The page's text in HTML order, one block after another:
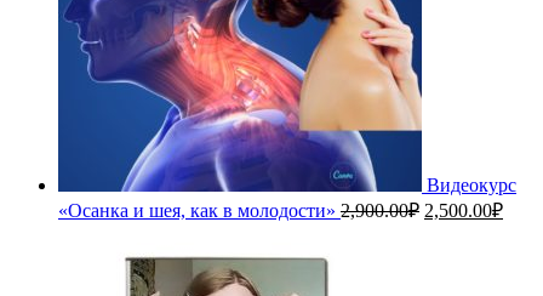
Видеокурс
«Осанка и шея, как в молодости» 2,900.00₽ 2,500.00₽